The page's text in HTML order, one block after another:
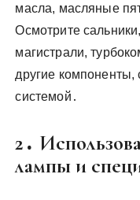
масла, масляные
Осмотрите
магистрали,
другие
системой․
2․
лампы и